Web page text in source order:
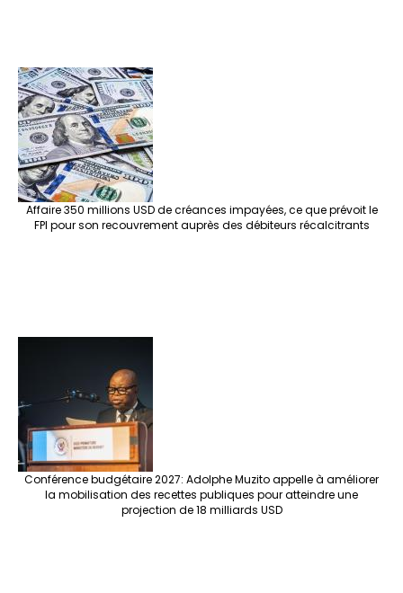
Affaire 350 millions USD de créances impayées, ce que prévoit le
FPI pour son recouvrement auprès des débiteurs récalcitrants
Conférence budgétaire 2027: Adolphe Muzito appelle à améliorer
la mobilisation des recettes publiques pour atteindre une
projection de 18 milliards USD